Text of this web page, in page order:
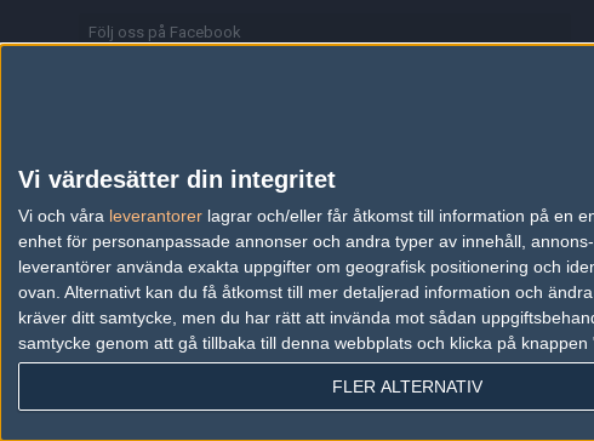
Vi värdesätter din integritet
Vi och våra leverantorer lagrar och/eller får åtkomst till information på en
enhet för personanpassade annonser och andra typer av innehåll,
leverantörer använda exakta uppgifter om geografisk positionering och
ovan. Alternativt kan du få åtkomst till mer detaljerad information och
kräver ditt samtycke, men du har rätt att invända mot sådan
samtycke genom att gå tillbaka till denna webbplats och klicka på
FLER ALTERNATIV
Alla de 100 bästa
Premier-spelarna fuskar
headset ser ut att bli
04/08 HÅRDVARA
Tonåring släppte
skämtspel för 1 900 kr –
tjänade miljoner
04/08 ALLA SEKTIONER
Media: jL klar för Vitality
– hoppar in för nyblivna
Följ oss på Facebook
Information
Annonsering
Copyright och Privacy Policy
Användaravtal